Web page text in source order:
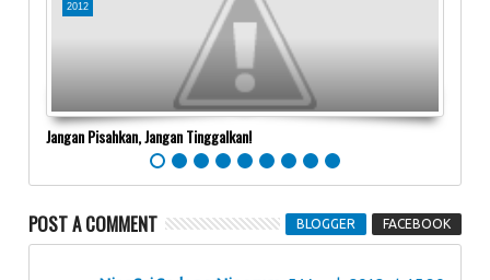
2012
Jangan Pisahkan, Jangan Tinggalkan!
POST A COMMENT BLOGGER FACEBOOK